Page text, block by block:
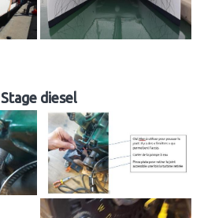
Stage diesel